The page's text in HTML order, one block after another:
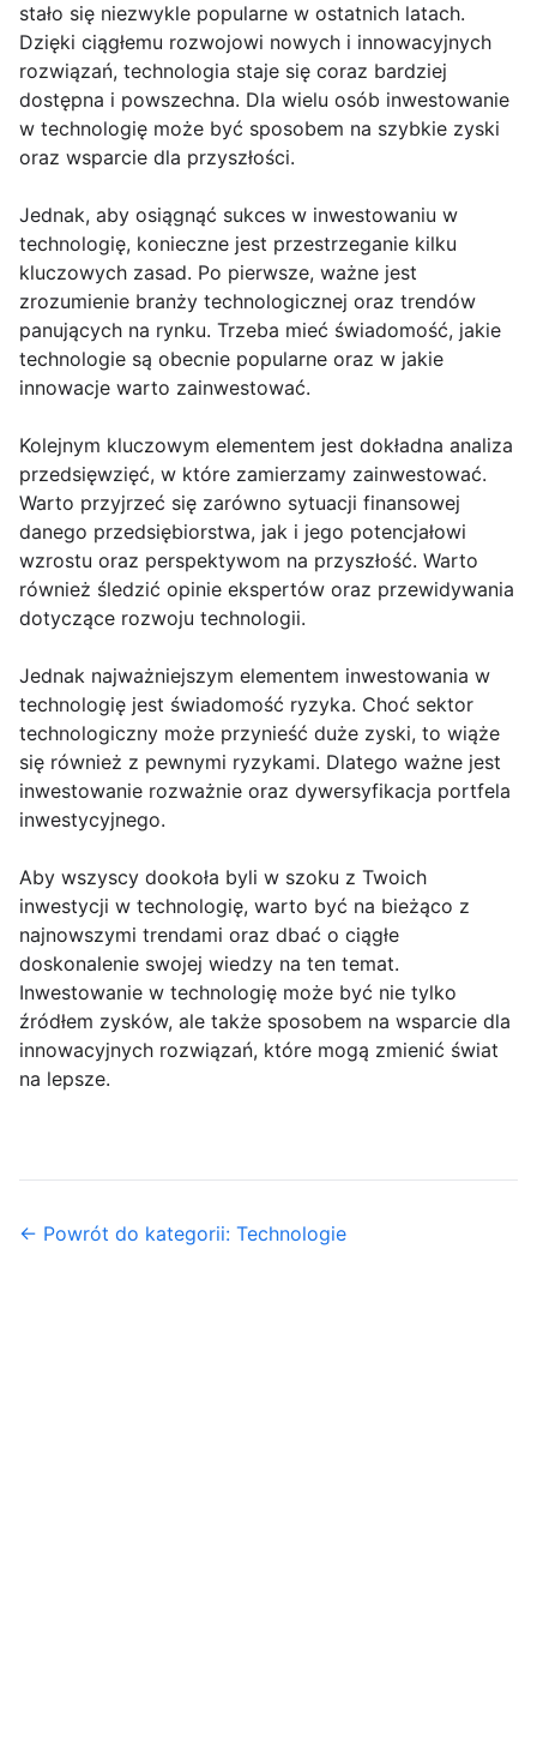
stało się niezwykle popularne w ostatnich latach.
Dzięki ciągłemu rozwojowi nowych i innowacyjnych
rozwiązań, technologia staje się coraz bardziej
dostępna i powszechna. Dla wielu osób inwestowanie
w technologię może być sposobem na szybkie zyski
oraz wsparcie dla przyszłości.
Jednak, aby osiągnąć sukces w inwestowaniu w
technologię, konieczne jest przestrzeganie kilku
kluczowych zasad. Po pierwsze, ważne jest
zrozumienie branży technologicznej oraz trendów
panujących na rynku. Trzeba mieć świadomość, jakie
technologie są obecnie popularne oraz w jakie
innowacje warto zainwestować.
Kolejnym kluczowym elementem jest dokładna analiza
przedsięwzięć, w które zamierzamy zainwestować.
Warto przyjrzeć się zarówno sytuacji finansowej
danego przedsiębiorstwa, jak i jego potencjałowi
wzrostu oraz perspektywom na przyszłość. Warto
również śledzić opinie ekspertów oraz przewidywania
dotyczące rozwoju technologii.
Jednak najważniejszym elementem inwestowania w
technologię jest świadomość ryzyka. Choć sektor
technologiczny może przynieść duże zyski, to wiąże
się również z pewnymi ryzykami. Dlatego ważne jest
inwestowanie rozważnie oraz dywersyfikacja portfela
inwestycyjnego.
Aby wszyscy dookoła byli w szoku z Twoich
inwestycji w technologię, warto być na bieżąco z
najnowszymi trendami oraz dbać o ciągłe
doskonalenie swojej wiedzy na ten temat.
Inwestowanie w technologię może być nie tylko
źródłem zysków, ale także sposobem na wsparcie dla
innowacyjnych rozwiązań, które mogą zmienić świat
na lepsze.
← Powrót do kategorii: Technologie